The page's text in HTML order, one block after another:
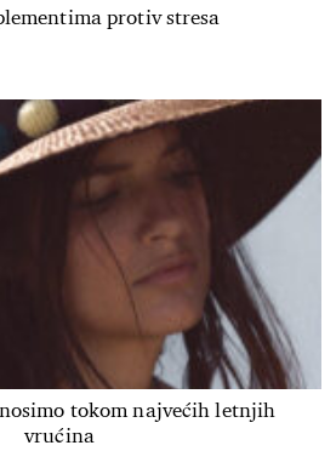
protiv stresa
tokom najvećih letnjih
vrućina